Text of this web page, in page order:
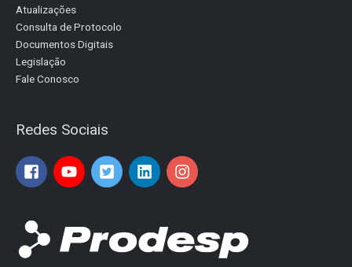
Atualizações
Consulta de Protocolo
Documentos Digitais
Legislação
Fale Conosco
Redes Sociais